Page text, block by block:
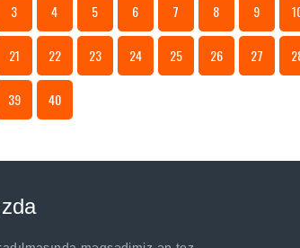
3 4 5 6 7 8 9
21 22 23 24 25 26 27
39 40